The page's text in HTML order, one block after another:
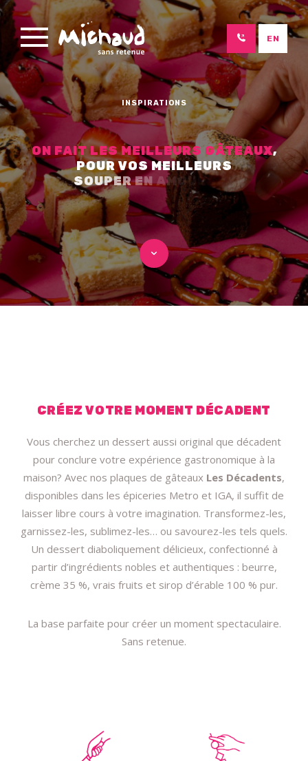
EN
INSPIRATIONS
ON FAIT LESMEILLEURS GÂTEAUX,
POUR VOSMEILLEURS
SOUPERENAMOUREU X
CRÉEZ VOTRE MOMENT DÉCADENT
Vous cherchez un dessert aussi original que décadent
pour conclure votre expérience gastronomique à la
maison? Avec nos plaques de gâteaux Les Décadents,
disponibles dans les épiceries Metro et IGA, il suffit de
laisser libre cours à votre imagination. Transformez-les,
garnissez-les, sublimez-les… ou savourez-les tels quels.
Un dessert diaboliquement délicieux, confectionné à
partir d’ingrédients nobles et authentiques : beurre,
crème 35 %, vrais fruits et sirop d’érable 100 % pur.
La base parfaite pour créer un moment spectaculaire.
Sans retenue.